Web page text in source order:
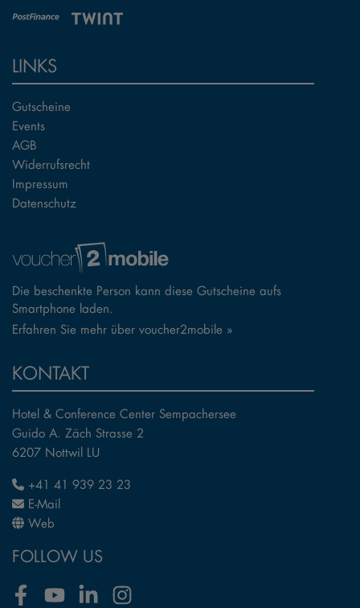
LINKS
Gutscheine
Events
AGB
Widerrufsrecht
Impressum
Datenschutz
Die beschenkte Person kann diese Gutscheine aufs
Smartphone laden.
Erfahren Sie mehr über voucher2mobile »
KONTAKT
Hotel & Conference Center Sempachersee
Guido A. Zäch Strasse 2
6207 Nottwil LU
+41 41 939 23 23
E-Mail
Web
FOLLOW US
FacebookYoutubeLinkedInInstagram